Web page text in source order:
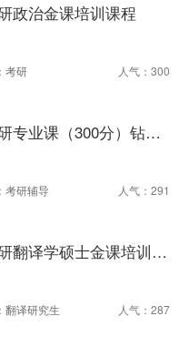
政治金课培训课程
考研 人气：300
专业课（300分）钻石
考研辅导 人气：291
翻译学硕士金课培训课
翻译研究生 人气：287